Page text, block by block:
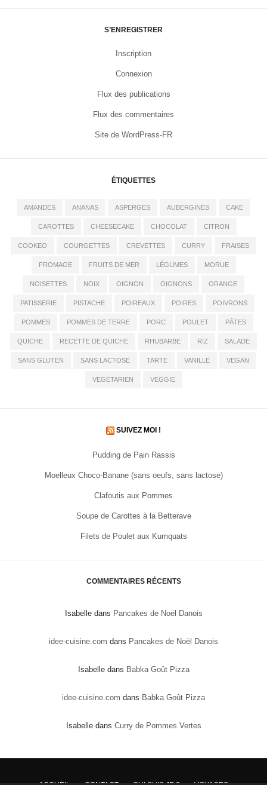
S’ENREGISTRER
Inscription
Connexion
Flux des publications
Flux des commentaires
Site de WordPress-FR
ÉTIQUETTES
AMANDES ANANAS ASPERGES AUBERGINES CAKE
CAROTTES CHEESECAKE CHOCOLAT CITRON
COOKEO COURGETTES CREVETTES CURRY FRAISES
FROMAGE FRUITS DE MER LÉGUMES MORUE
NOISETTES NOIX OIGNON OIGNONS ORANGE
PATISSERIE PISTACHE POIREAUX POIRES POIVRONS
POMMES POMMES DE TERRE PORC POULET PÂTES
QUICHE RECETTE DE QUICHE RHUBARBE RIZ SALADE
SANS GLUTEN SANS LACTOSE TARTE VANILLE VEGAN
VEGETARIEN VEGGIE
SUIVEZ MOI !
Pudding de Pain Rassis
Moelleux Choco-Banane (sans oeufs, sans lactose)
Clafoutis aux Pommes
Soupe de Carottes à la Betterave
Filets de Poulet aux Kumquats
COMMENTAIRES RÉCENTS
Isabelledans Pancakes de Noël Danois
idee-cuisine.com dans Pancakes de Noël Danois
Isabelledans Babka Goût Pizza
idee-cuisine.com dans Babka Goût Pizza
Isabelledans Curry de Pommes Vertes